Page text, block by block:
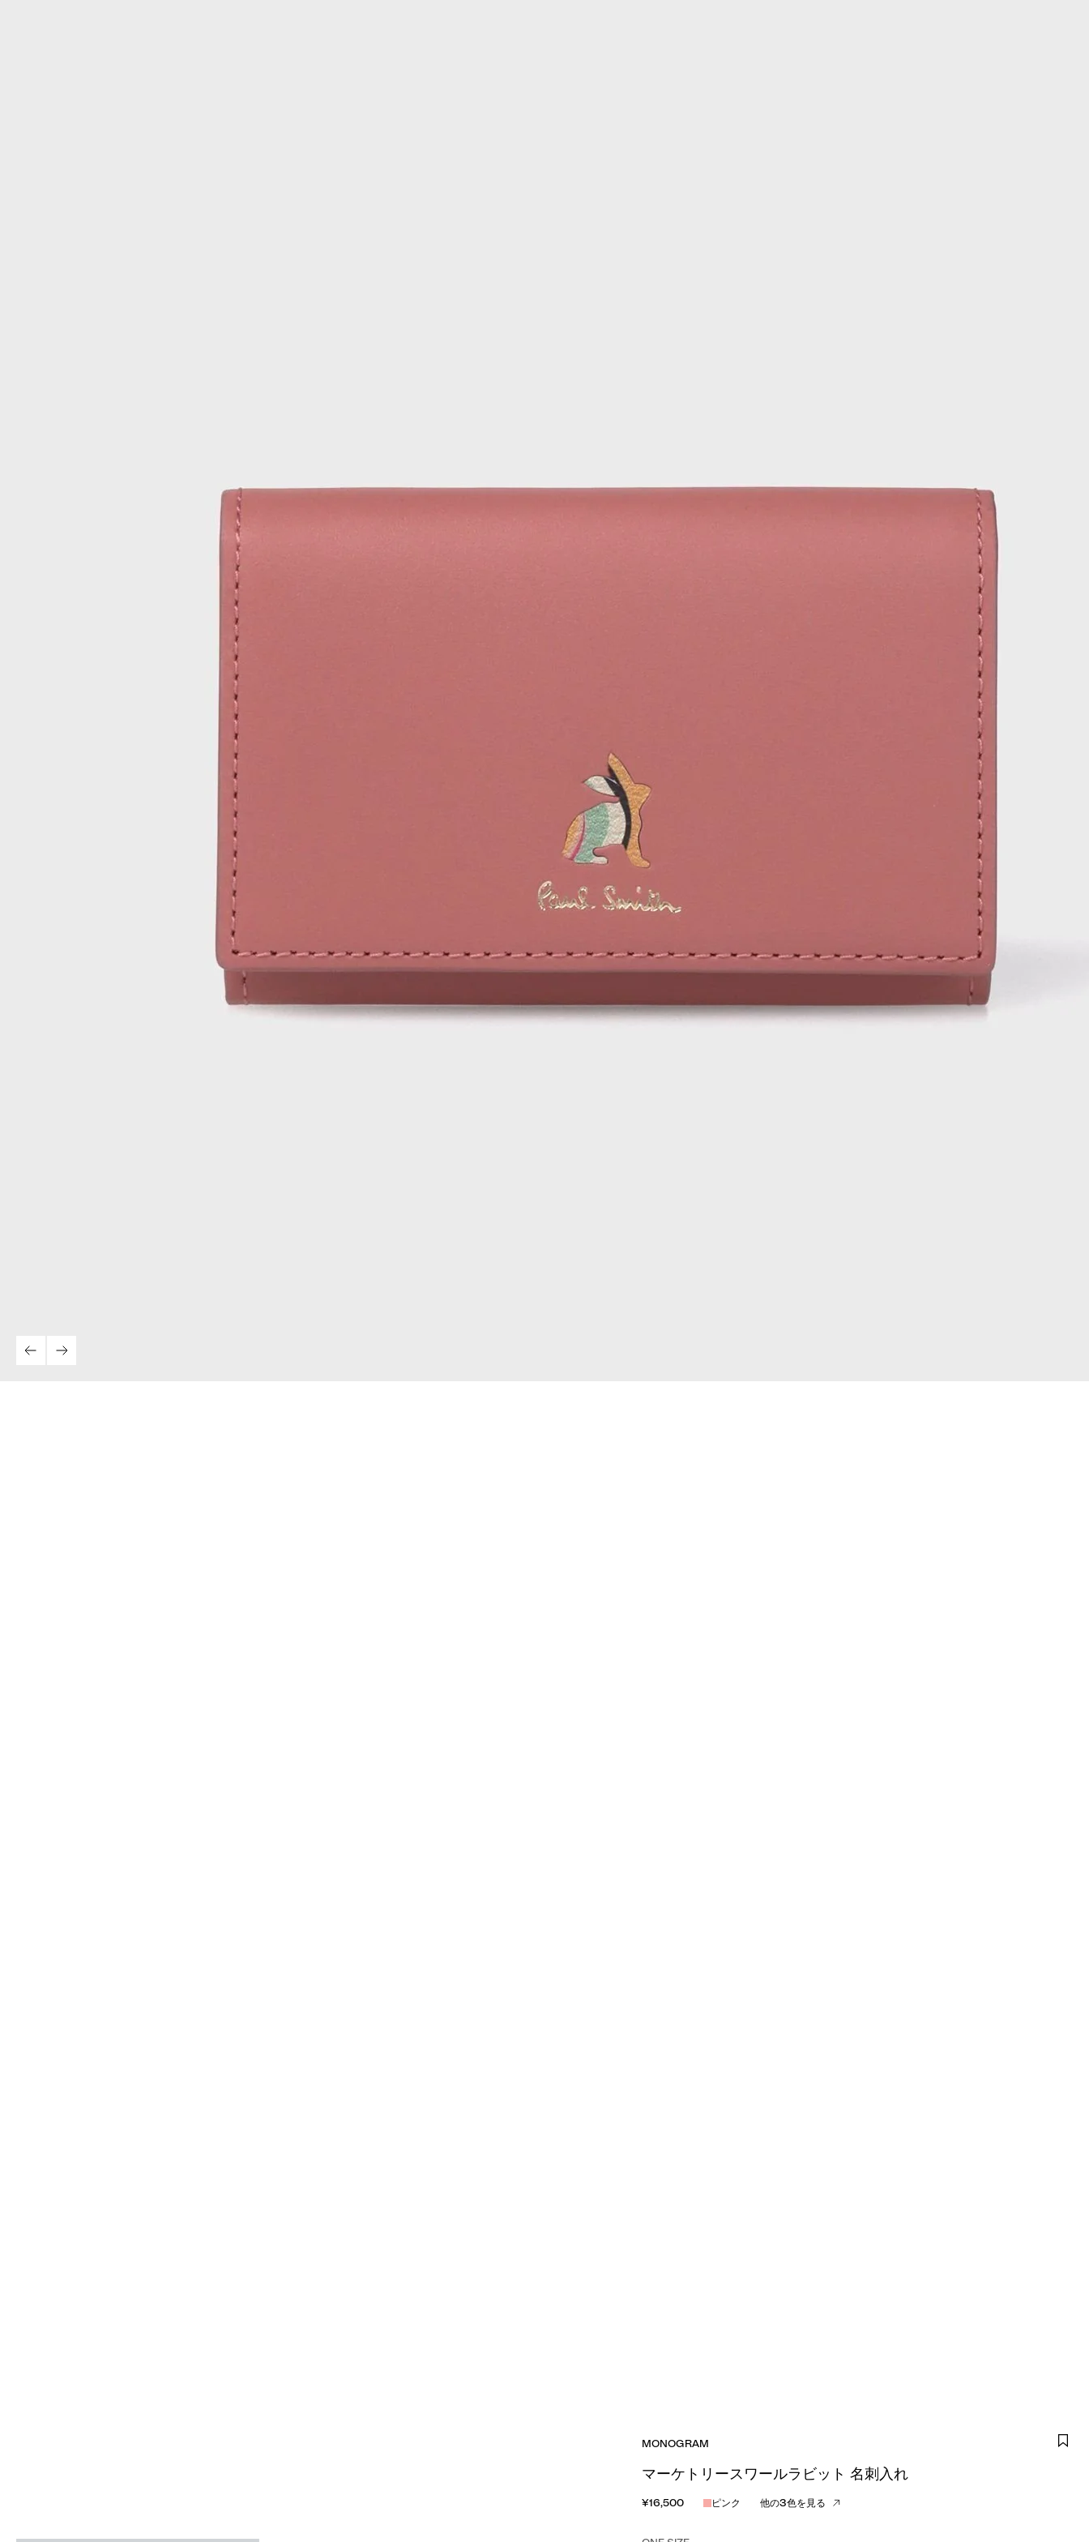
MONOGRAM
マーケトリースワールラビット 名刺入れ
¥16,500 ピンク 他の3色を見る